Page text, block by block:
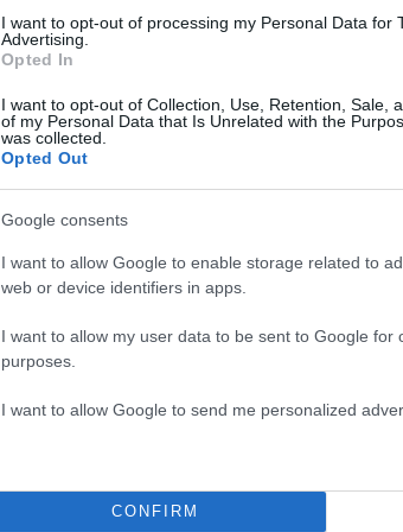
I want to opt-out of processing my Personal Data for
Advertising.
Opted In
I want to opt-out of Collection, Use, Retention, Sale,
of my Personal Data that Is Unrelated with the
was collected.
Opted Out
Google consents
I want to allow Google to enable storage related to
web or device identifiers in apps.
I want to allow my user data to be sent to Google for
purposes.
I want to allow Google to send me personalized
CONFIRM
Υποβολή σχολίου